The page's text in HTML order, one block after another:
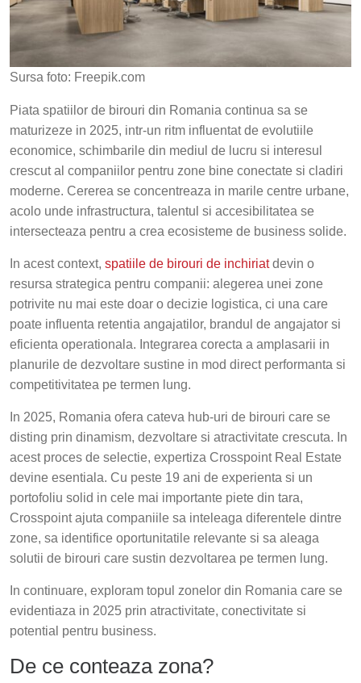
Sursa foto: Freepik.com
Piata spatiilor de birouri din Romania continua sa se
maturizeze in 2025, intr-un ritm influentat de evolutiile
economice, schimbarile din mediul de lucru si interesul
crescut al companiilor pentru zone bine conectate si cladiri
moderne. Cererea se concentreaza in marile centre urbane,
acolo unde infrastructura, talentul si accesibilitatea se
intersecteaza pentru a crea ecosisteme de business solide.
In acest context, spatiile de birouri de inchiriatdevin o
resursa strategica pentru companii: alegerea unei zone
potrivite nu mai este doar o decizie logistica, ci una care
poate influenta retentia angajatilor, brandul de angajator si
eficienta operationala. Integrarea corecta a amplasarii in
planurile de dezvoltare sustine in mod direct performanta si
competitivitatea pe termen lung.
In 2025, Romania ofera cateva hub-uri de birouri care se
disting prin dinamism, dezvoltare si atractivitate crescuta. In
acest proces de selectie, expertiza Crosspoint Real Estate
devine esentiala. Cu peste 19 ani de experienta si un
portofoliu solid in cele mai importante piete din tara,
Crosspoint ajuta companiile sa inteleaga diferentele dintre
zone, sa identifice oportunitatile relevante si sa aleaga
solutii de birouri care sustin dezvoltarea pe termen lung.
In continuare, exploram topul zonelor din Romania care se
evidentiaza in 2025 prin atractivitate, conectivitate si
potential pentru business.
De ce conteaza zona?